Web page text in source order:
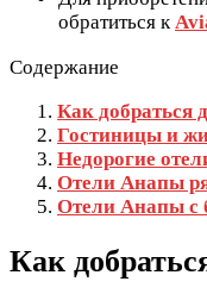
обратиться к
Содержание
Как добраться
Гостиницы и
Недорогие
Отели Анапы
Отели Анапы с
Как